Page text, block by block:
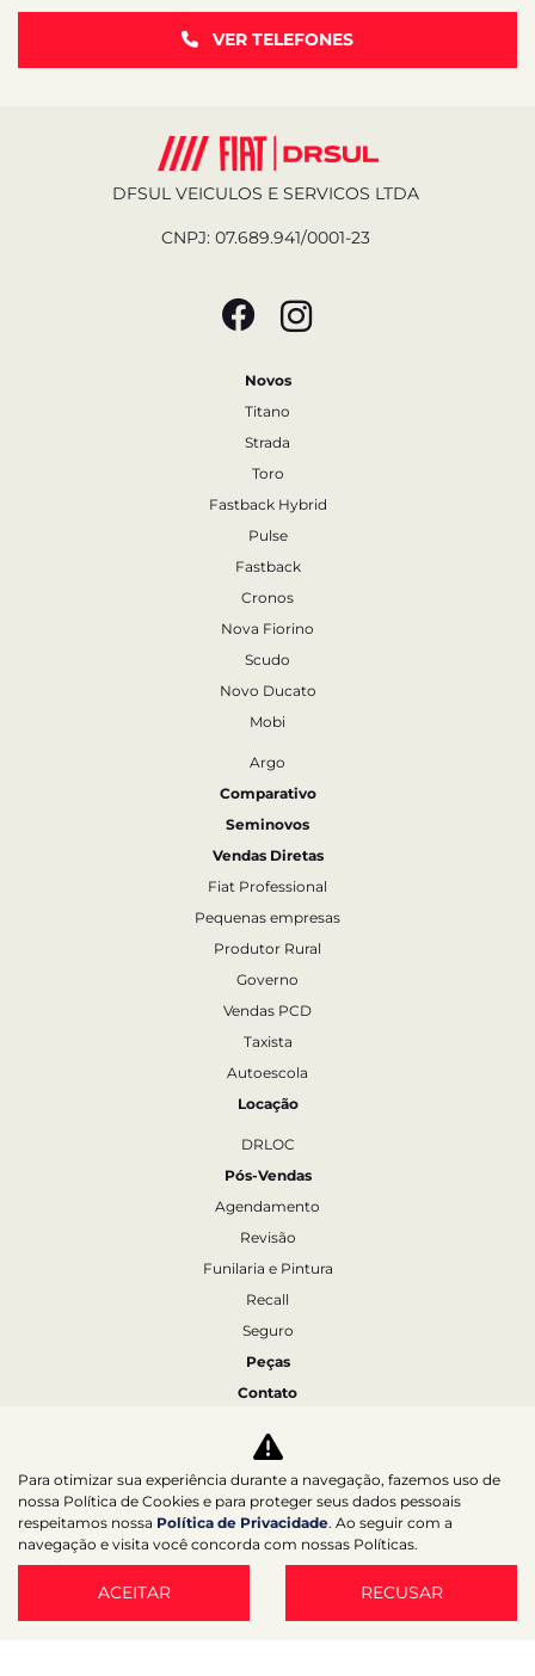
VER TELEFONES
DFSUL VEICULOS E SERVICOS LTDA
CNPJ: 07.689.941/0001-23
Novos
Titano
Strada
Toro
Fastback Hybrid
Pulse
Fastback
Cronos
Nova Fiorino
Scudo
Novo Ducato
Mobi
Argo
Comparativo
Seminovos
Vendas Diretas
Fiat Professional
Pequenas empresas
Produtor Rural
Governo
Vendas PCD
Taxista
Autoescola
Locação
DRLOC
Pós-Vendas
Agendamento
Revisão
Funilaria e Pintura
Recall
Seguro
Peças
Contato
Quem Somos
Trabalhe Conosco
Agende um test-drive
Desacelere. Seu bem maior é a vida.
Para otimizar sua experiência durante a navegação, fazemos uso de
nossa Política de Cookies e para proteger seus dados pessoais
respeitamos nossa Política de Privacidade. Ao seguir com a
navegação e visita você concorda com nossas Políticas.
ACEITAR RECUSAR